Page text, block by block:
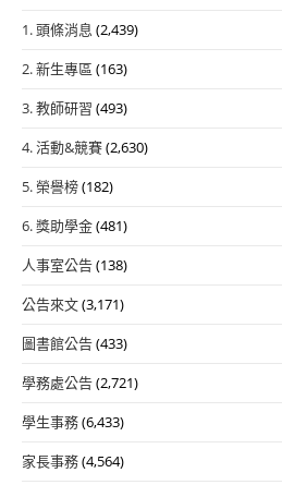
1. 頭條消息 (2,439)
2. 新生專區 (163)
3. 教師研習 (493)
4. 活動&競賽(2,630)
5. 榮譽榜(182)
6. 獎助學金(481)
人事室公告(138)
公告來文(3,171)
圖書館公告(433)
學務處公告(2,721)
學生事務(6,433)
家長事務(4,564)